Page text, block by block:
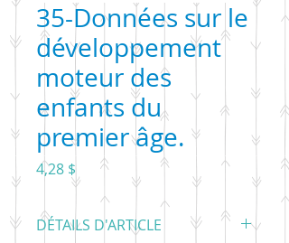
35-Données sur le
développement
moteur des
enfants du
premier âge.
4,28 $ Prix
DÉTAILS D'ARTICLE